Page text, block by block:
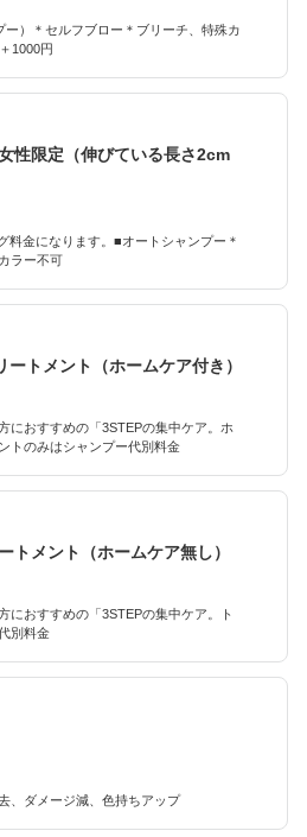
）＊セルフブロー＊ブリーチ、特殊カ
1000円
限定（伸びている長さ2cm
料金になります。■オートシャンプー＊
ラー不可
トメント（ホームケア付き）
におすすめの「3STEPの集中ケア。ホ
トのみはシャンプー代別料金
トメント（ホームケア無し）
におすすめの「3STEPの集中ケア。ト
別料金
、ダメージ減、色持ちアップ